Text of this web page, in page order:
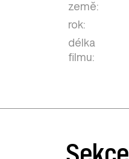
země:
rok:
délka
filmu: